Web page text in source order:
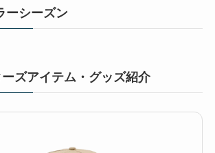
ーシーズン
ズアイテム・グッズ紹介